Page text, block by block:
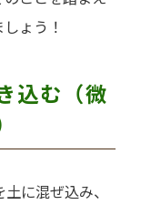
ょう！
込む（微
に混ぜ込み、